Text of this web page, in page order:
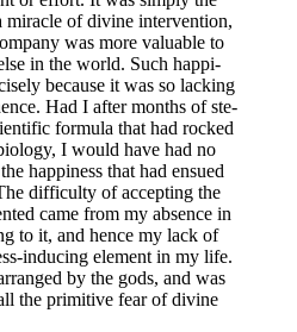
mira­cle of divi­ne inter­ven­ti­on,
was more valuable to
in the world. Such hap­pi­
becau­se it was so lack­ing
Had I after months of ste­
for­mu­la that had rocked
I would have had no
hap­pi­ness that had ensued
dif­fi­cul­ty of accep­ting the
came from my absence in
to it, and hence my lack of
indu­cing ele­ment in my life.
by the gods, and was
the pri­mi­ti­ve fear of divi­ne